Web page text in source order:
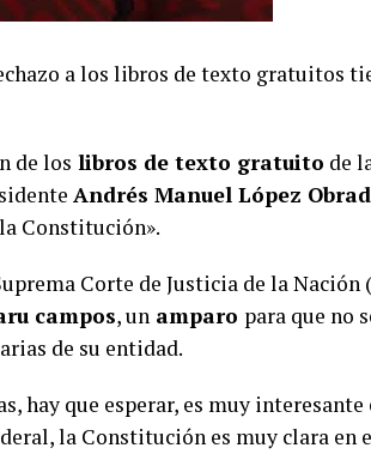
a los libros de texto gratuitos
de los libros de texto gratuito de
Andrés Manuel López
Constitución».
Corte de Justicia de la Nación
campos, un amparo para que no
de su entidad.
hay que esperar, es muy
la Constitución es muy clara en